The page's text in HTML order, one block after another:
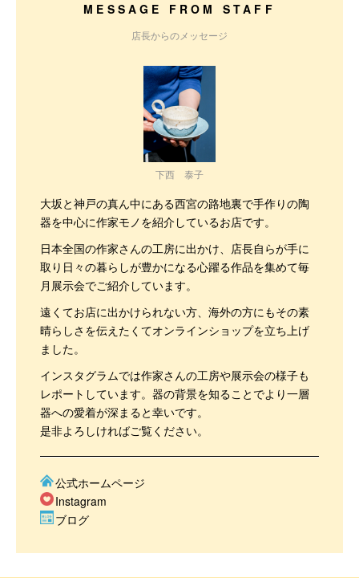
MESSAGE FROM STAFF
店長からのメッセージ
下西 泰子
大坂と神戸の真ん中にある西宮の路地裏で手作りの陶
器を中心に作家モノを紹介しているお店です。
日本全国の作家さんの工房に出かけ、店長自らが手に
取り日々の暮らしが豊かになる心躍る作品を集めて毎
月展示会でご紹介しています。
遠くてお店に出かけられない方、海外の方にもその素
晴らしさを伝えたくてオンラインショップを立ち上げ
ました。
インスタグラムでは作家さんの工房や展示会の様子も
レポートしています。器の背景を知ることでより一層
器への愛着が深まると幸いです。
是非よろしければご覧ください。
公式ホームページ
Instagram
ブログ